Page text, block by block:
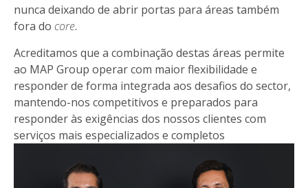
nunca deixando de abrir portas para áreas também
fora do core.
Acreditamos que a combinação destas áreas permite
ao MAP Group operar com maior flexibilidade e
responder de forma integrada aos desafios do sector,
mantendo-nos competitivos e preparados para
responder às exigências dos nossos clientes com
serviços mais especializados e completos